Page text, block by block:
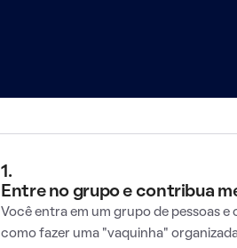
1.
Entre no grupo e contribua
Você entra em um grupo de pessoas e
como fazer uma "vaquinha"